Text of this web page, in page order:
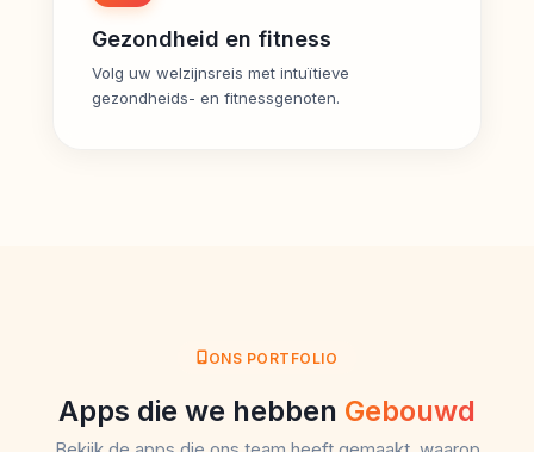
Gezondheid en fitness
Volg uw welzijnsreis met intuïtieve
gezondheids- en fitnessgenoten.
ONS PORTFOLIO
Apps die we hebben Gebouwd